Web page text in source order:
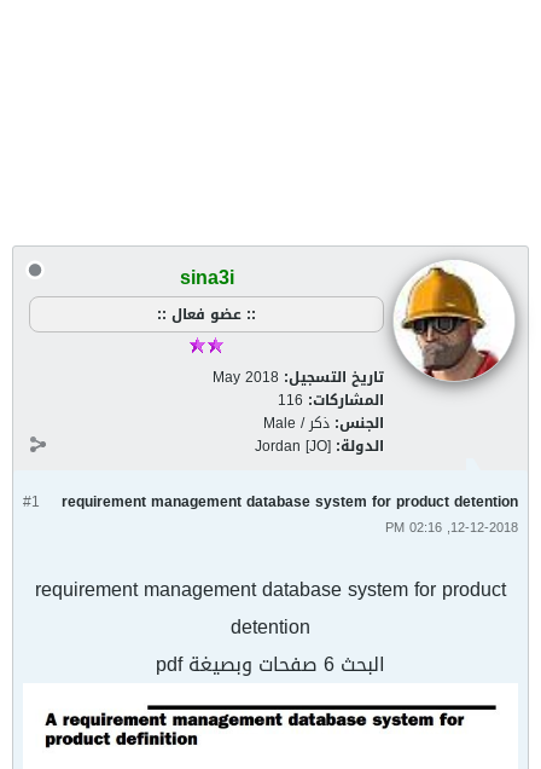
sina3i
:: عضو فعال ::
تاريخ التسجيل: May 2018
المشاركات: 116
الجنس: ذكر / Male
الدولة: Jordan [JO]
#1 requirement management database system for product detention
12-12-2018, 02:16 PM
requirement management database system for product
detention
البحث 6 صفحات وبصيغة pdf